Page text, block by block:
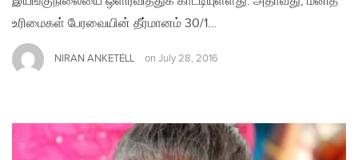
உரிமைகள் பேரவையின் தீர்மானம் 30/1…
NIRAN ANKETELL on July 28, 2016